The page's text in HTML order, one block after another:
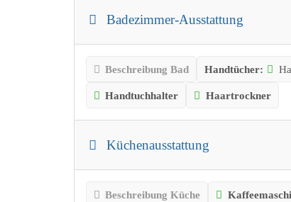
Badezimmer-Ausstattung
Beschreibung Bad Handtücher:
Handtuchhalter Haartrockner
Küchenausstattung
Beschreibung Küche